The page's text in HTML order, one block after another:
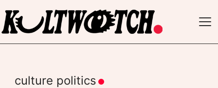
culture politics